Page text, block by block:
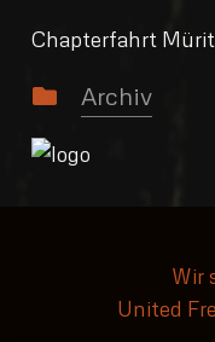
Chapterfahrt
Archiv
Wir
United